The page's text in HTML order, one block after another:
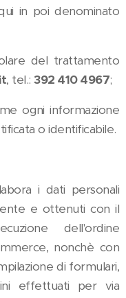
in poi denominato
del trattamento
, tel.:392 410 4967;
ogni informazione
o identificabile.
i dati personali
e ottenuti con il
dell'ordine
nonchè con
di formulari,
effettuati per via